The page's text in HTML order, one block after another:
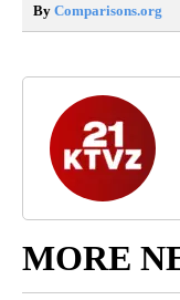
By Comparisons.org
MORE